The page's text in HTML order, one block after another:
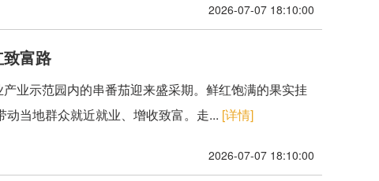
2026-07-07 18:10:00
致富路
业示范园内的串番茄迎来盛采期。鲜红饱满的果实挂
当地群众就近就业、增收致富。走... [详情]
2026-07-07 18:10:00